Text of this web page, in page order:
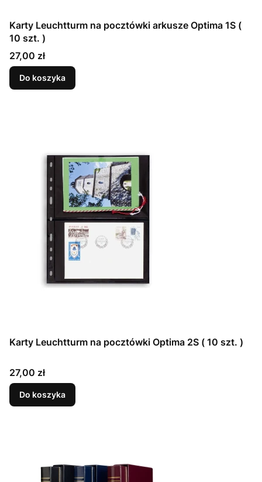
Karty Leuchtturm na pocztówki arkusze Optima 1S (
10 szt. )
Cena
27,00 zł
Do koszyka
Karty Leuchtturm na pocztówki Optima 2S ( 10 szt. )
Cena
27,00 zł
Do koszyka